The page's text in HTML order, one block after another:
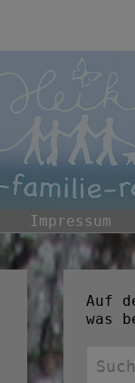
Impressum
Auf
was
Suchen